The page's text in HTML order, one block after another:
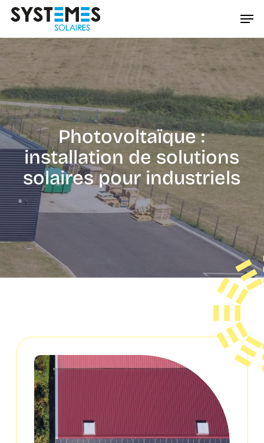
Passer
contenu
principal
Photovoltaïque :
installation de solutions
solaires pour industriels
le
menu